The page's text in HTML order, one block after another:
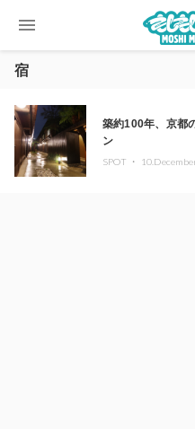
menu
宿
築約100年、京都
ン
SPOT ・